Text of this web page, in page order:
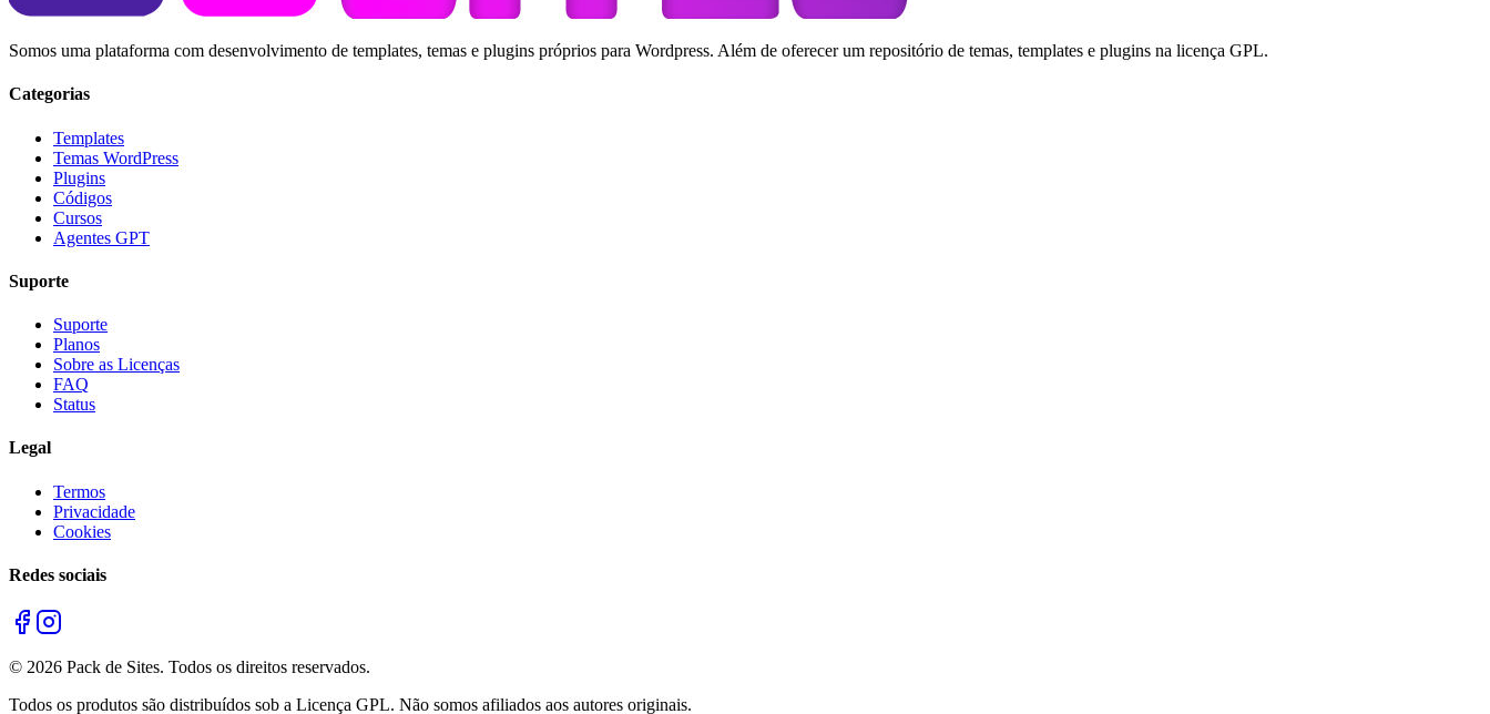
Somos uma plataforma com desenvolvimento de templates, temas e plugins próprios para Wordpress. Além de oferecer um repositório de temas, templates e plugins na licença GPL.
Categorias
Templates
Temas WordPress
Plugins
Códigos
Cursos
Agentes GPT
Suporte
Suporte
Planos
Sobre as Licenças
FAQ
Status
Legal
Termos
Privacidade
Cookies
Redes sociais
© 2026 Pack de Sites. Todos os direitos reservados.
Todos os produtos são distribuídos sob a Licença GPL. Não somos afiliados aos autores originais.